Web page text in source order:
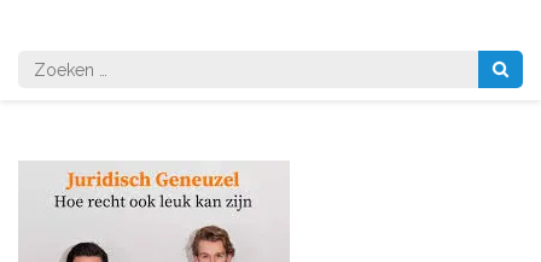
Zoeken
naar: